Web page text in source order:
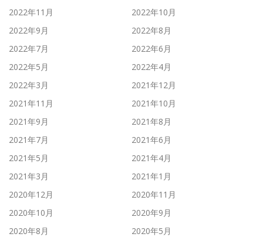
2022年11月
2022年10月
2022年9月
2022年8月
2022年7月
2022年6月
2022年5月
2022年4月
2022年3月
2021年12月
2021年11月
2021年10月
2021年9月
2021年8月
2021年7月
2021年6月
2021年5月
2021年4月
2021年3月
2021年1月
2020年12月
2020年11月
2020年10月
2020年9月
2020年8月
2020年5月